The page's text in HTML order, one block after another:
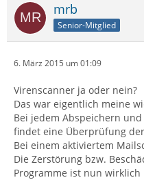
mrb
Senior-Mitglied
6. März 2015 um 01:09
Virenscanner ja oder nein?
Das war eigentlich meine
Bei jedem Abspeichern
findet eine Überprüfung
Bei einem aktiviertem
Die Zerstörung bzw.
Programme ist nun wirklich